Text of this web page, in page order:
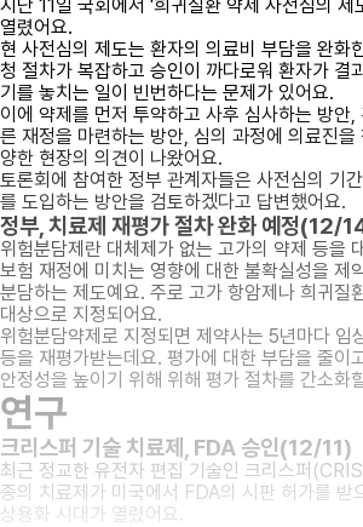
지난 11일 국회에서 '희귀질환 약제 사전심의 제
열렸어요.
현 사전심의 제도는 환자의 의료비 부담을 완화
청 절차가 복잡하고 승인이 까다로워 환자가 결
기를 놓치는 일이 빈번하다는 문제가 있어요.
이에 약제를 먼저 투약하고 사후 심사하는 방안
른 재정을 마련하는 방안, 심의 과정에 의료진
양한 현장의 의견이 나왔어요.
토론회에 참여한 정부 관계자들은 사전심의 기
를 도입하는 방안을 검토하겠다고 답변했어요.
정부, 치료제 재평가 절차 완화 예정(12/
위험분담제란 대체제가 없는 고가의 약제 등을
보험 재정에 미치는 영향에 대한 불확실성을 제
분담하는 제도예요. 주로 고가 항암제나 희귀질
대상으로 지정되어요.
위험분담약제로 지정되면 제약사는 5년마다 임
등을 재평가받는데요. 평가에 대한 부담을 줄이
안정성을 높이기 위해 위해 평가 절차를 간소화
연구
크리스퍼 기술 치료제, FDA 승인(12/11)
최근 정교한 유전자 편집 기술인 크리스퍼
종의 치료제가 미국에서 FDA의 시판 허가를 받
상용화 시대가 열렸어요